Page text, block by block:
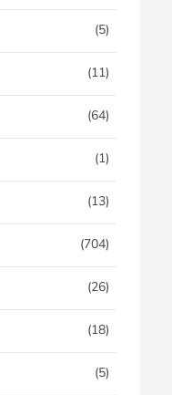
(5)
(11)
(64)
(1)
(13)
(704)
(26)
(18)
(5)